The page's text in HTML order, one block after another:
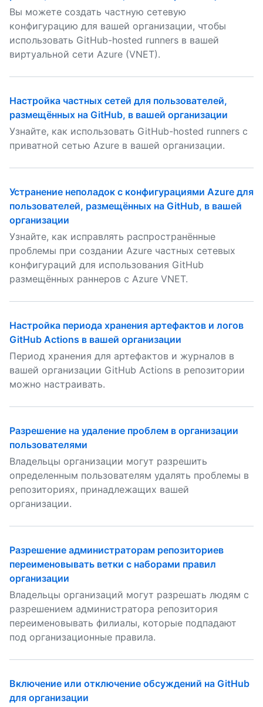
Вы можете создать частную сетевую
конфигурацию для вашей организации, чтобы
использовать GitHub-hosted runners в вашей
виртуальной сети Azure (VNET).
Настройка частных сетей для пользователей,
размещённых на GitHub, в вашей организации
Узнайте, как использовать GitHub-hosted runners с
приватной сетью Azure в вашей организации.
Устранение неполадок с конфигурациями Azure для
пользователей, размещённых на GitHub, в вашей
организации
Узнайте, как исправлять распространённые
проблемы при создании Azure частных сетевых
конфигураций для использования GitHub
размещённых раннеров с Azure VNET.
Настройка периода хранения артефактов и логов
GitHub Actions в вашей организации
Период хранения для артефактов и журналов в
вашей организации GitHub Actions в репозитории
можно настраивать.
Разрешение на удаление проблем в организации
пользователями
Владельцы организации могут разрешить
определенным пользователям удалять проблемы в
репозиториях, принадлежащих вашей
организации.
Разрешение администраторам репозиториев
переименовывать ветки с наборами правил
организации
Владельцы организаций могут разрешать людям с
разрешением администратора репозитория
переименовывать филиалы, которые подпадают
под организационные правила.
Включение или отключение обсуждений на GitHub
для организации